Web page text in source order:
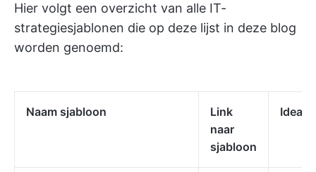
Hier volgt een overzicht van alle IT-
strategiesjablonen die op deze lijst in deze blog
worden genoemd:
Naam sjabloon
Link
naar
sjabloon
Ideaal